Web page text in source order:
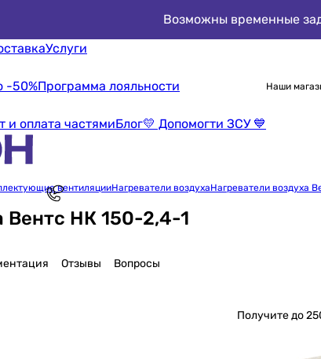
Возможны временные
Услуги
-50%Программа лояльности
и оплата частямиБлог💛 Допомогти ЗСУ 💙
Наши
вентиляцииНагреватели воздухаНагреватели воздуха
Вентс НК 150-2,4-1
Отзывы Вопросы
Получитедо